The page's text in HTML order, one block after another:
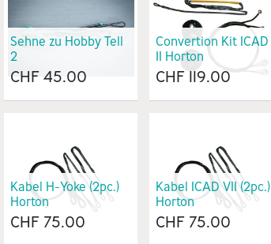
Sehne zu Hobby Tell
2
CHF 45.00
Convertion Kit ICAD
II Horton
CHF119.00
Kabel H-Yoke (2pc.)
Horton
CHF 75.00
Kabel ICAD VII (2pc.)
Horton
CHF 75.00